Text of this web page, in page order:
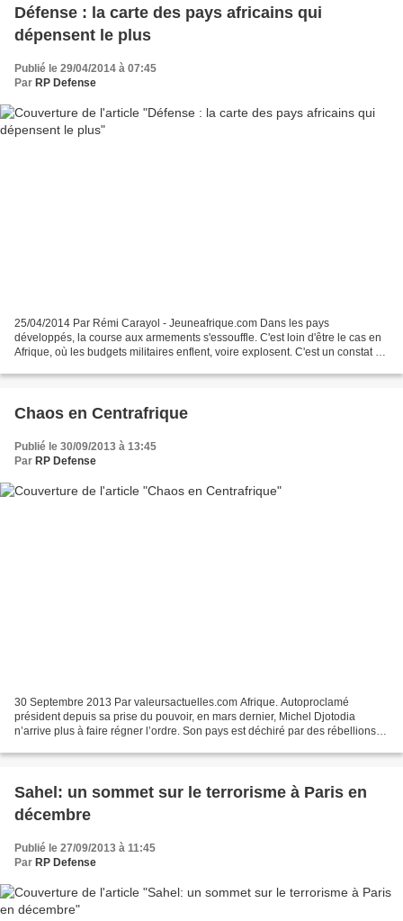
Défense : la carte des pays africains qui
dépensent le plus
Publié le 29/04/2014 à 07:45
Par RP Defense
25/04/2014 Par Rémi Carayol - Jeuneafrique.com Dans les pays
développés, la course aux armements s'essouffle. C'est loin d'être le cas en
Afrique, où les budgets militaires enflent, voire explosent. C'est un constat du
Chaos en Centrafrique
Publié le 30/09/2013 à 13:45
Par RP Defense
30 Septembre 2013 Par valeursactuelles.com Afrique. Autoproclamé
président depuis sa prise du pouvoir, en mars dernier, Michel Djotodia
n’arrive plus à faire régner l’ordre. Son pays est déchiré par des rébellions
Sahel: un sommet sur le terrorisme à Paris en
décembre
Publié le 27/09/2013 à 11:45
Par RP Defense